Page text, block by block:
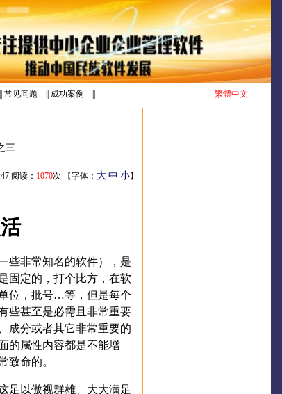
常见问题 成功案例 繁體中文
三
阅读： 1070次 【字体： 大 中 小】
些非常知名的软件），是
固定的，打个比方，在软
位，批号…等，但是每个
些甚至是必需且非常重要
成分或者其它非常重要的
的属性内容都是不能增
致命的。
足以傲视群雄、大大满足